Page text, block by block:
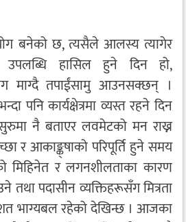
बनेको छ, त्यसैले आलस्य त्यागेर
उपलब्धि हासिल हुने दिन हो,
माग्दै तपाईंसामु आउनसक्छन् ।
पनि कार्यक्षेत्रमा व्यस्त रहने दिन
सुरुमा नै बताएर लवमेटको मन राख्न
र आकाङ्क्‌षाको परिपूर्ति हुने समय
मिहिनेत र लगनशीलताका कारण
तथा पदासीन व्यक्तिहरूसँग मित्रता
भाग्यबल रहेको देखिन्छ । आजका